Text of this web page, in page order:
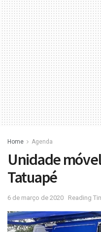
Home Agenda
Unidade
Tatuapé
6 de março de 2020 Reading